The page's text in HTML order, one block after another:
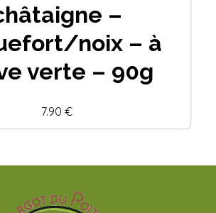
–
noix – à
verte – 90g
7.90 €